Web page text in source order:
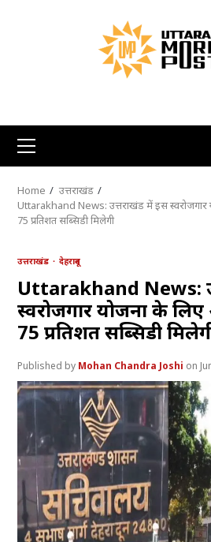
Primary
Menu
Home
उत्तराखंड
Uttarakhand News: उत्तराखंड में इस
75 प्रतिशत सब्सिडी मिलेगी
उत्तराखंड देहरादून
Uttarakhand News:
स्वरोजगार योजना के
75 प्रतिशत सब्सिडी
Mohan Chandra Joshi